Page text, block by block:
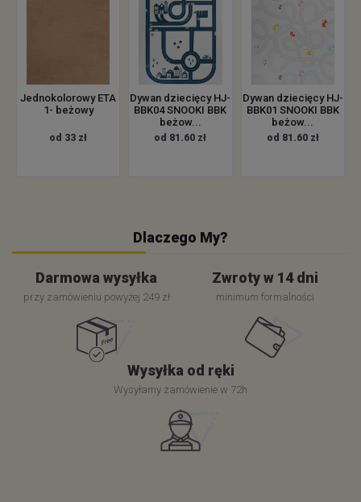
Jednokolorowy ETA
1- beżowy
od 33 zł
Dywan dziecięcy HJ-
BBK04 SNOOKI BBK
beżow...
od 81.60 zł
Dywan dziecięcy HJ-
BBK01 SNOOKI BBK
beżow...
od 81.60 zł
Dlaczego My?
Darmowa wysyłka
przy zamówieniu powyżej 249 zł
Zwroty w 14 dni
minimum formalności
Wysyłka od ręki
Wysyłamy zamówienie w 72h